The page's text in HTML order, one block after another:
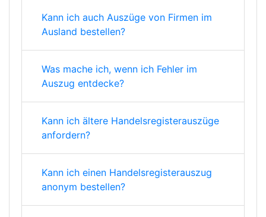
Kann ich auch Auszüge von Firmen im
Ausland bestellen?
Was mache ich, wenn ich Fehler im
Auszug entdecke?
Kann ich ältere Handelsregisterauszüge
anfordern?
Kann ich einen Handelsregisterauszug
anonym bestellen?